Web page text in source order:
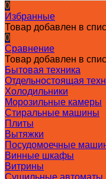
0
Избранные
Товар добавлен в
0
Сравнение
Товар добавлен в
Бытовая техника
Отдельностоящая
Холодильники
Морозильные камеры
Стиральные машины
Плиты
Вытяжки
Посудомоечные
Винные шкафы
Витрины
Сушильные автоматы